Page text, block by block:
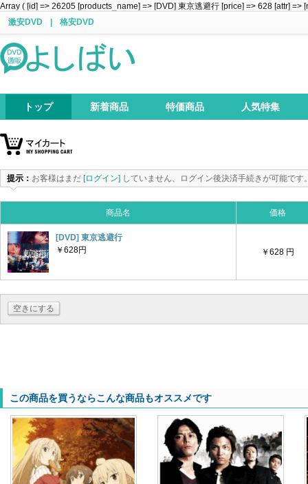
Array ( [id] => 26205 [products_name] => [DVD] 東京逃避行 [price] => 628 [attr] =>
激安DVD
格安DVD
トップ 新着商品 特価商品 人気特集
提示： お客様はまだ [ログイン] していません、ログイン後決済手続きが可能です
商品名 価格
[DVD] 東京逃避行
￥628円
￥628 円
空きにする
この商品を買うならこんな商品もオススメです